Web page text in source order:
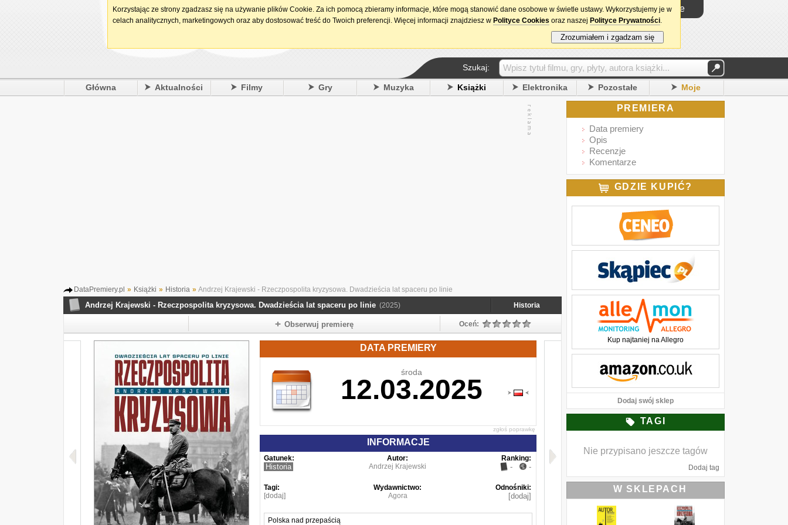
15. urodziny DataPremiery.pl Logowanie
Szukaj:
Główna Aktualności Filmy Gry Muzyka Książki Elektronika Pozostałe Moje
DataPremiery.pl » Książki » Historia » Andrzej Krajewski - Rzeczpospolita kryzysowa. Dwadzieścia lat spaceru po linie
Andrzej Krajewski - Rzeczpospolita kryzysowa. Dwadzieścia lat spaceru po linie (2025) Historia
Obserwuj premierę Oceń:
DATA PREMIERY
środa
12.03.2025
zgłoś poprawkę
INFORMACJE
Gatunek:
Historia
Autor:
Andrzej Krajewski
Ranking:
- -
Tagi:
[dodaj]
Wydawnictwo:
Agora
Odnośniki:
[dodaj]
Polska nad przepaścią
PREMIERA
Data premiery
Opis
Recenzje
Komentarze
GDZIE KUPIĆ?
Kup najtaniej na Allegro
Dodaj swój sklep
TAGI
Nie przypisano jeszcze tagów
Dodaj tag
W SKLEPACH
Korzystając ze strony zgadzasz się na używanie plików Cookie. Za ich pomocą zbieramy informacje, które mogą stanowić dane osobowe w świetle ustawy. Wykorzystujemy je w
celach analitycznych, marketingowych oraz aby dostosować treść do Twoich preferencji. Więcej informacji znajdziesz w Polityce Cookies oraz naszej Polityce Prywatności.
Zrozumiałem i zgadzam się